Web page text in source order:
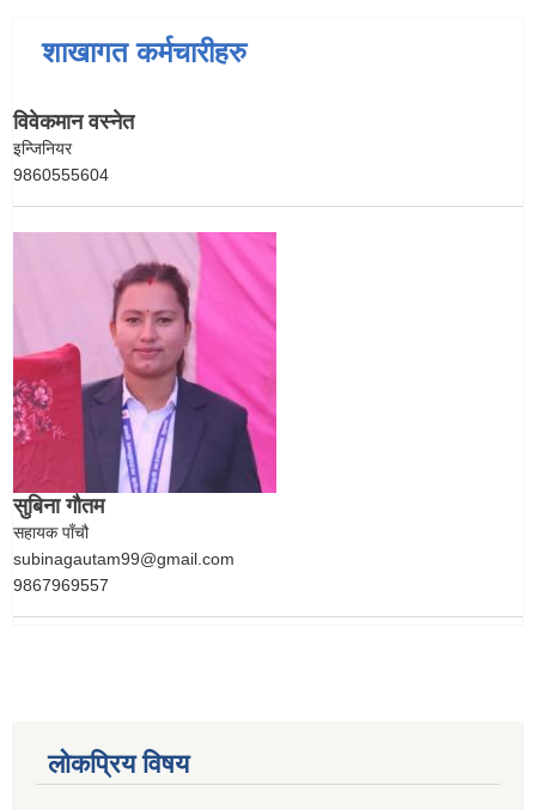
शाखागत कर्मचारीहरु
विवेकमान वस्नेत
इन्जिनियर
9860555604
सुबिना गौतम
सहायक पाँचौ
subinagautam99@gmail.com
9867969557
लोकप्रिय विषय